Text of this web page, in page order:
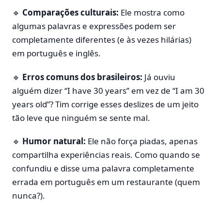
🔹 Comparações culturais: Ele mostra como
algumas palavras e expressões podem ser
completamente diferentes (e às vezes hilárias)
em português e inglês.
🔹 Erros comuns dos brasileiros: Já ouviu
alguém dizer “I have 30 years” em vez de “I am 30
years old”? Tim corrige esses deslizes de um jeito
tão leve que ninguém se sente mal.
🔹 Humor natural: Ele não força piadas, apenas
compartilha experiências reais. Como quando se
confundiu e disse uma palavra completamente
errada em português em um restaurante (quem
nunca?).